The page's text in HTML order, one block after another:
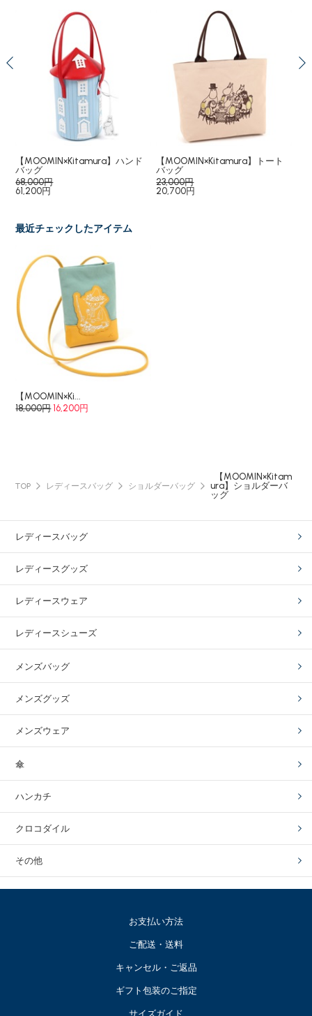
【MOOMIN×Kitamura】ハンド
バッグ
68,000円
61,200円
【MOOMIN×Kitamura】トート
バッグ
23,000円
20,700円
最近チェックしたアイテム
【MOOMIN×Ki...
18,000円 16,200円
TOP レディースバッグ ショルダーバッグ
【MOOMIN×Kitam
ura】ショルダーバ
ッグ
レディースバッグ
レディースグッズ
レディースウェア
レディースシューズ
メンズバッグ
メンズグッズ
メンズウェア
傘
ハンカチ
クロコダイル
その他
お支払い方法
ご配送・送料
キャンセル・ご返品
ギフト包装のご指定
サイズガイド